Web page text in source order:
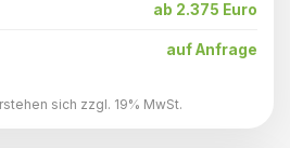
ab 2.375 Euro
auf Anfrage
sich zzgl. 19% MwSt.